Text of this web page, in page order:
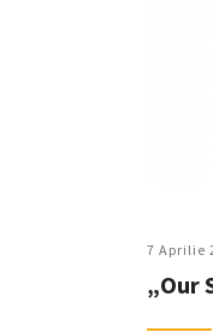
7 Aprilie
„Our